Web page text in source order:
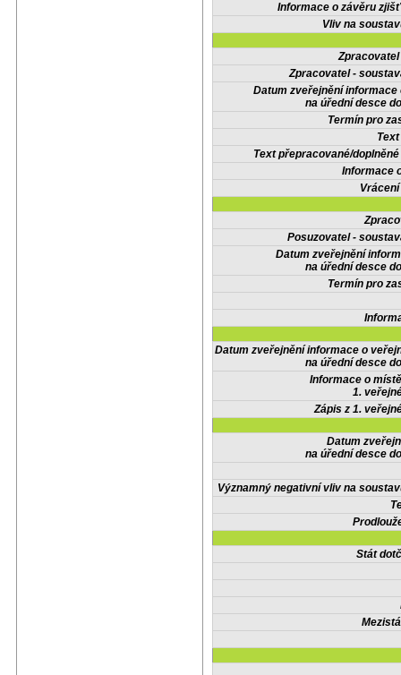
Informace o závěru
Vliv na
Zpracovatel -
Datum zveřejnění informace
na úřední desce
Termín pro
Text přepracované/
Informace
Posuzovatel -
Datum zveřejnění
na úřední desce
Termín pro
Datum zveřejnění informace o
na úřední desce
Informace o
1.
Zápis z 1.
Datum
na úřední desce
Významný negativní vliv na
Stát